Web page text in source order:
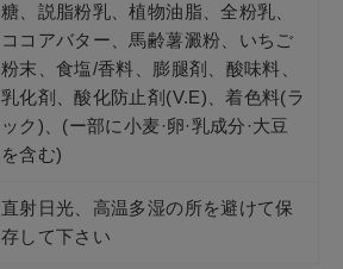
糖、説脂粉乳、植物油脂、全粉乳、
ココアバター、馬齢薯澱粉、いちご
粉末、食塩/香料、膨腿剤、酸味料、
乳化剤、酸化防止剤(V.E)、着色料(ラ
ック)、(ー部に小麦·卵·乳成分·大豆
を含む)
直射日光、高温多湿の所を避けて保
存して下さい